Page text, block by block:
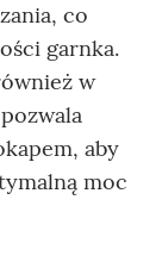
co
garnka.
w
aby
moc